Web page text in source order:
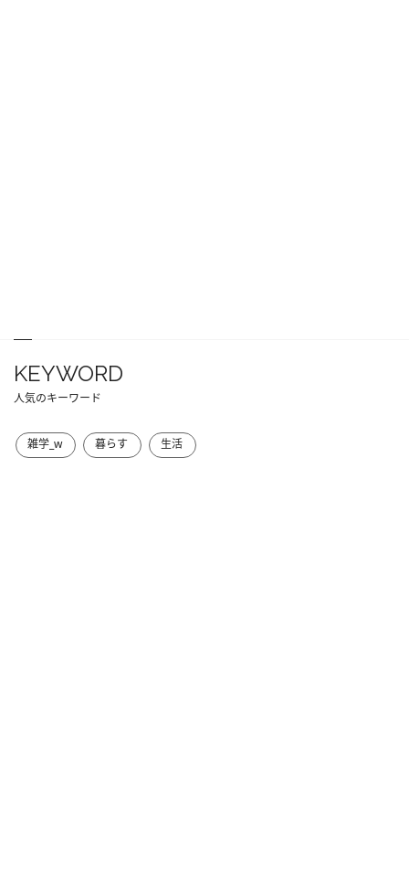
KEYWORD
人気のキーワード
雑学_w 暮らす 生活